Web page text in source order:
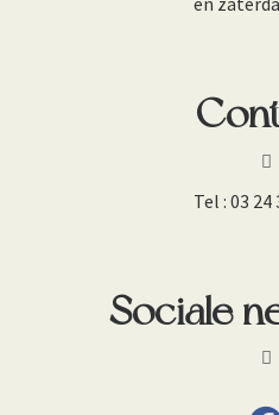
Tel : 03 24
Sociale